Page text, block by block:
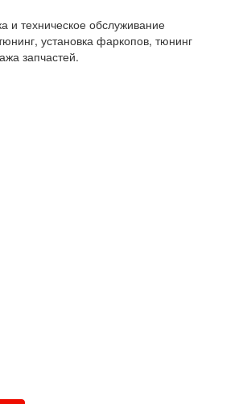
и техническое обслуживание
установка фаркопов, тюнинг
запчастей.